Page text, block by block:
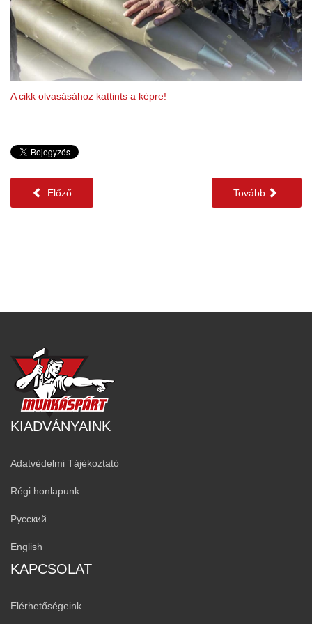
A cikk olvasásához kattints a képre!
Előző Tovább
KIADVÁNYAINK
Adatvédelmi Tájékoztató
Régi honlapunk
Русский
English
KAPCSOLAT
Elérhetőségeink